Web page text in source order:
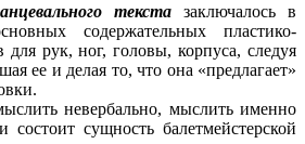
текста заключалось в
содержательных пластико-
рук, ног, головы, корпуса, следуя
ее и делая то, что она «предлагает»
невербально, мыслить именно
сущность балетмейстерской